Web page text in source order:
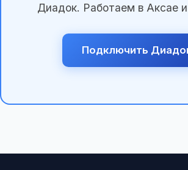
Диадок. Работаем в Аксае
Подключить